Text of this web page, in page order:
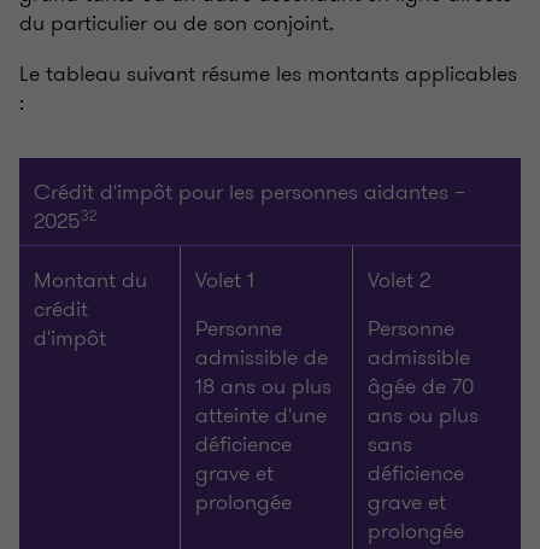
du particulier ou de son conjoint.
Le tableau suivant résume les montants applicables
:
Crédit d'impôt pour les personnes aidantes –
202532
Montant du
crédit
d'impôt
Volet 1
Personne
admissible de
18 ans ou plus
atteinte d'une
déficience
grave et
prolongée
Volet 2
Personne
admissible
âgée de 70
ans ou plus
sans
déficience
grave et
prolongée